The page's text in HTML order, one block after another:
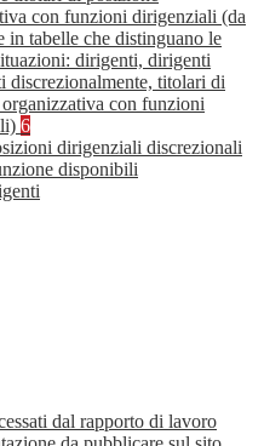
con funzioni dirigenziali (da
in tabelle che distinguano le
dirigenti, dirigenti
discrezionalmente, titolari di
con funzioni
6
dirigenziali discrezionali
disponibili
dal rapporto di lavoro